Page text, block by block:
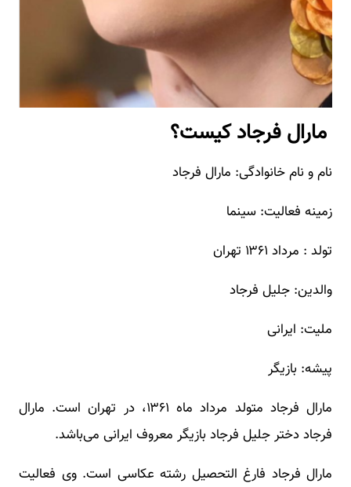
مارال فرجاد کیست؟
نام و نام خانوادگی: مارال فرجاد
زمینه فعالیت: سینما
تولد : مرداد ۱۳۶۱ تهران
والدین: جلیل فرجاد
ملیت: ایرانی
پیشه: بازیگر
مارال فرجاد متولد مرداد ماه ۱۳۶۱، در تهران است. مارال
فرجاد دختر جلیل فرجاد بازیگر معروف ایرانی می‌باشد.
مارال فرجاد فارغ‌ التحصیل رشته عکاسی است. وی فعالیت